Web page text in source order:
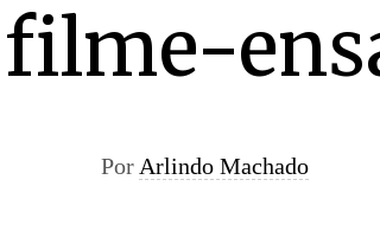
Por Arlindo Machado